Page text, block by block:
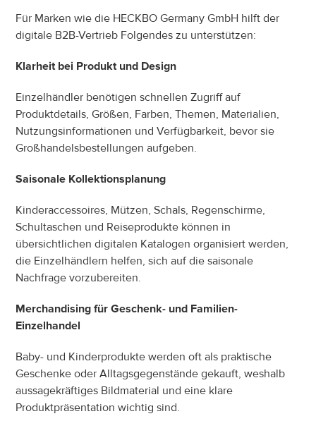
Für Marken wie die HECKBO Germany GmbH hilft der
digitale B2B-Vertrieb Folgendes zu unterstützen:
Klarheit bei Produkt und Design
Einzelhändler benötigen schnellen Zugriff auf
Produktdetails, Größen, Farben, Themen, Materialien,
Nutzungsinformationen und Verfügbarkeit, bevor sie
Großhandelsbestellungen aufgeben.
Saisonale Kollektionsplanung
Kinderaccessoires, Mützen, Schals, Regenschirme,
Schultaschen und Reiseprodukte können in
übersichtlichen digitalen Katalogen organisiert werden,
die Einzelhändlern helfen, sich auf die saisonale
Nachfrage vorzubereiten.
Merchandising für Geschenk- und Familien-
Einzelhandel
Baby- und Kinderprodukte werden oft als praktische
Geschenke oder Alltagsgegenstände gekauft, weshalb
aussagekräftiges Bildmaterial und eine klare
Produktpräsentation wichtig sind.